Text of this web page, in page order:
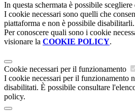
In questa schermata è possibile
I cookie necessari sono quelli che
piattaforma e non è possibile disabilitarli.
Per conoscere quali sono i cookie
visionare la COOKIE POLICY.
Cookie necessari per il funzionamento
I cookie necessari per il funzionamento
disabilitati. È possibile consultare
policy.